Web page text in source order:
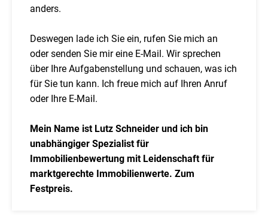
anders.
Deswegen lade ich Sie ein, rufen Sie mich an
oder senden Sie mir eine E-Mail. Wir sprechen
über Ihre Aufgabenstellung und schauen, was ich
für Sie tun kann. Ich freue mich auf Ihren Anruf
oder Ihre E-Mail.
Mein Name ist Lutz Schneider und ich bin
unabhängiger Spezialist für
Immobilienbewertung mit Leidenschaft für
marktgerechte Immobilienwerte. Zum
Festpreis.